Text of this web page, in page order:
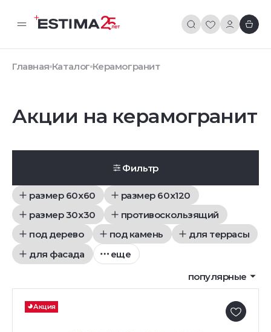
Главная Каталог Керамогранит
Акции на керамогранит
Фильтр
размер 60x60
размер 60x120
размер 30x30
противоскользящий
под дерево
под камень
для террасы
для фасада
еще
популярные
Акция